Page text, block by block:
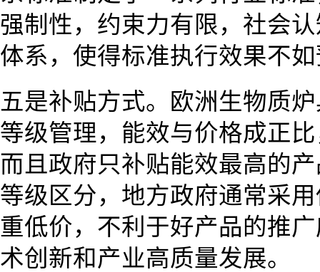
强制性，约束力有限，社会
体系，使得标准执行效果不
五是补贴方式。欧洲生物质
等级管理，能效与价格成正
而且政府只补贴能效最高的
等级区分，地方政府通常采
重低价，不利于好产品的推
术创新和产业高质量发展。